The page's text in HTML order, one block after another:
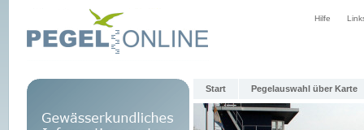
Hilfe
Start Pegelauswahl über Karte